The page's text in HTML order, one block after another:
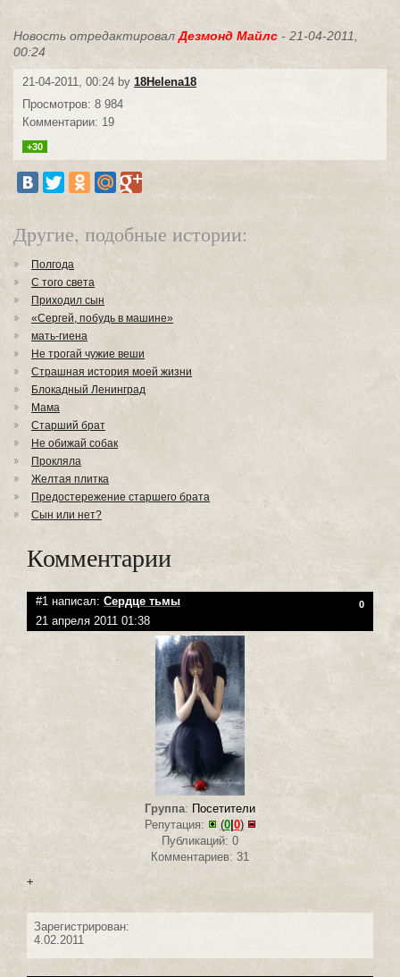
Новость отредактировалДезмонд Майлс - 21-04-2011,
00:24
21-04-2011, 00:24 by 18Helena18
Просмотров: 8 984
Комментарии: 19
+30
Другие, подобные истории:
Полгода
С того света
Приходил сын
«Сергей, побудь в машине»
мать-гиена
Не трогай чужие веши
Страшная история моей жизни
Блокадный Ленинград
Мама
Старший брат
Не обижай собак
Прокляла
Желтая плитка
Предостережение старшего брата
Сын или нет?
Комментарии
#1 написал: Сердце тьмы 0
21 апреля 2011 01:38
Группа: Посетители
Репутация:
(0|0)
Публикаций: 0
Комментариев: 31
+
Зарегистрирован:
4.02.2011